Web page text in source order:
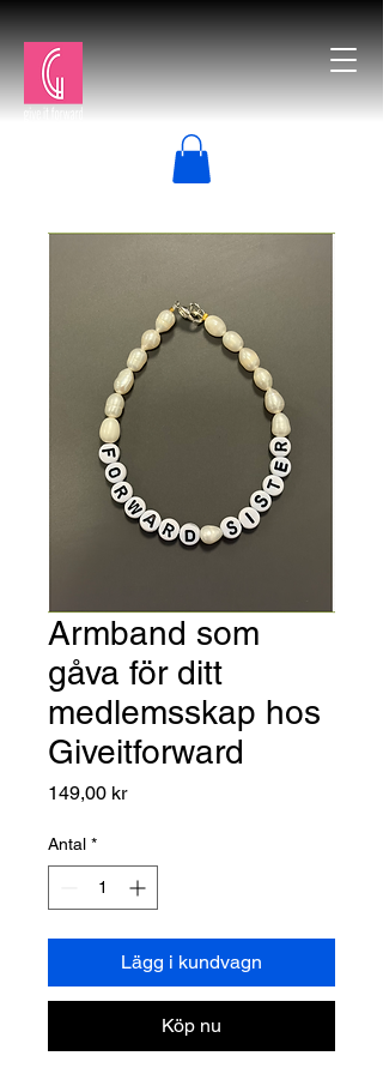
Armband som
gåva för ditt
medlemsskap hos
Giveitforward
149,00 krPris
Antal *
Lägg i kundvagn
Köp nu